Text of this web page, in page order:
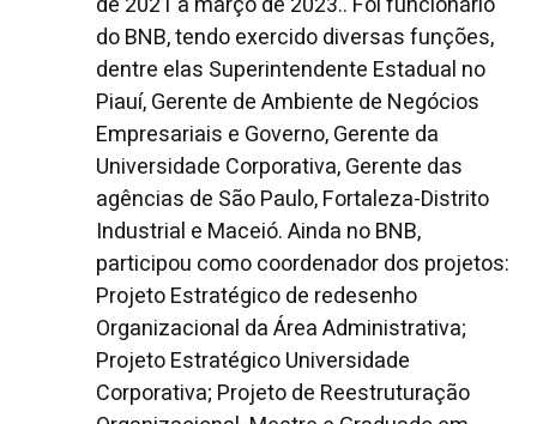
do BNB, tendo exercido diversas funções,
dentre elas Superintendente Estadual no
Piauí, Gerente de Ambiente de Negócios
Empresariais e Governo, Gerente da
Universidade Corporativa, Gerente das
agências de São Paulo, Fortaleza-Distrito
Industrial e Maceió. Ainda no BNB,
participou como coordenador dos projetos:
Projeto Estratégico de redesenho
Organizacional da Área Administrativa;
Projeto Estratégico Universidade
Corporativa; Projeto de Reestruturação